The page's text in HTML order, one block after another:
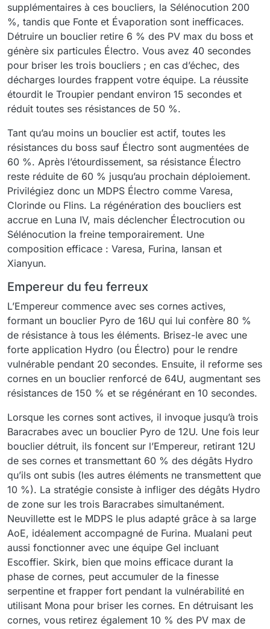
supplémentaires à ces boucliers, la Sélénocution 200
%, tandis que Fonte et Évaporation sont inefficaces.
Détruire un bouclier retire 6 % des PV max du boss et
génère six particules Électro. Vous avez 40 secondes
pour briser les trois boucliers ; en cas d’échec, des
décharges lourdes frappent votre équipe. La réussite
étourdit le Troupier pendant environ 15 secondes et
réduit toutes ses résistances de 50 %.
Tant qu’au moins un bouclier est actif, toutes les
résistances du boss sauf Électro sont augmentées de
60 %. Après l’étourdissement, sa résistance Électro
reste réduite de 60 % jusqu’au prochain déploiement.
Privilégiez donc un MDPS Électro comme Varesa,
Clorinde ou Flins. La régénération des boucliers est
accrue en Luna IV, mais déclencher Électrocution ou
Sélénocution la freine temporairement. Une
composition efficace : Varesa, Furina, Iansan et
Xianyun.
Empereur du feu ferreux
L’Empereur commence avec ses cornes actives,
formant un bouclier Pyro de 16U qui lui confère 80 %
de résistance à tous les éléments. Brisez-le avec une
forte application Hydro (ou Électro) pour le rendre
vulnérable pendant 20 secondes. Ensuite, il reforme ses
cornes en un bouclier renforcé de 64U, augmentant ses
résistances de 150 % et se régénérant en 10 secondes.
Lorsque les cornes sont actives, il invoque jusqu’à trois
Baracrabes avec un bouclier Pyro de 12U. Une fois leur
bouclier détruit, ils foncent sur l’Empereur, retirant 12U
de ses cornes et transmettant 60 % des dégâts Hydro
qu’ils ont subis (les autres éléments ne transmettent que
10 %). La stratégie consiste à infliger des dégâts Hydro
de zone sur les trois Baracrabes simultanément.
Neuvillette est le MDPS le plus adapté grâce à sa large
AoE, idéalement accompagné de Furina. Mualani peut
aussi fonctionner avec une équipe Gel incluant
Escoffier. Skirk, bien que moins efficace durant la
phase de cornes, peut accumuler de la finesse
serpentine et frapper fort pendant la vulnérabilité en
utilisant Mona pour briser les cornes. En détruisant les
cornes, vous retirez également 10 % des PV max de